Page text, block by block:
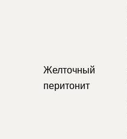
Желточный
перитонит